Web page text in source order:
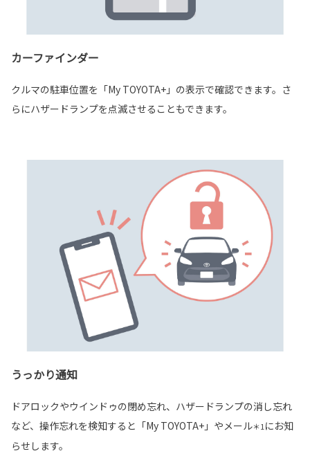
カーファインダー
クルマの駐車位置を「My TOYOTA+」の表示で確認できます。さ
らにハザードランプを点滅させることもできます。
うっかり通知
ドアロックやウインドゥの閉め忘れ、ハザードランプの消し忘れ
など、操作忘れを検知すると「My TOYOTA+」やメール＊1 にお知
らせします。